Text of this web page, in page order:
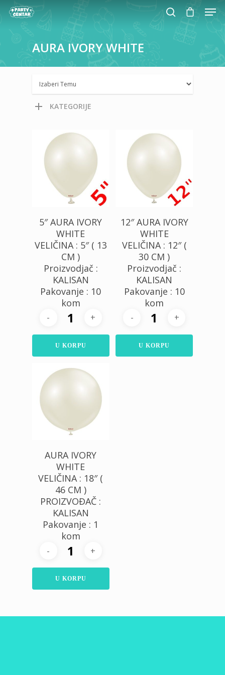
Hit enter to search or ESC to close
AURA IVORYWHITE
KATEGORIJE
200,00
5″ AURA IVORY
WHITE
VELIČINA : 5″ ( 13
CM )
Proizvodjač :
KALISAN
Pakovanje : 10
kom
U KORPU
400,00 RSD
12″ AURA IVORY
WHITE
VELIČINA : 12″ (
30 CM )
Proizvodjač :
KALISAN
Pakovanje : 10
kom
U KORPU
200,00 RSD
AURA IVORY
WHITE
VELIČINA : 18″ (
46 CM )
PROIZVOĐAČ :
KALISAN
Pakovanje : 1
kom
U KORPU